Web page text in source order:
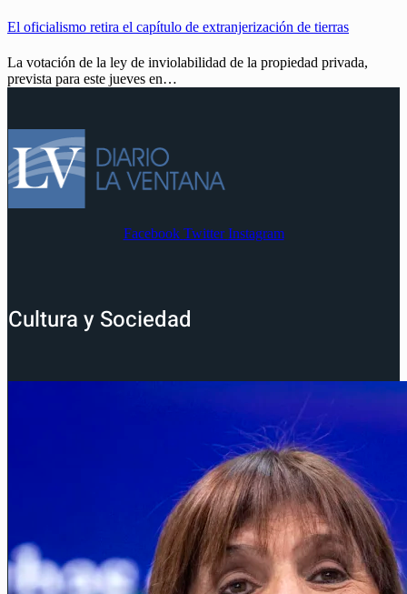
El oficialismo retira el capítulo de extranjerización de tierras
La votación de la ley de inviolabilidad de la propiedad privada,
prevista para este jueves en…
Facebook Twitter Instagram
Cultura y Sociedad